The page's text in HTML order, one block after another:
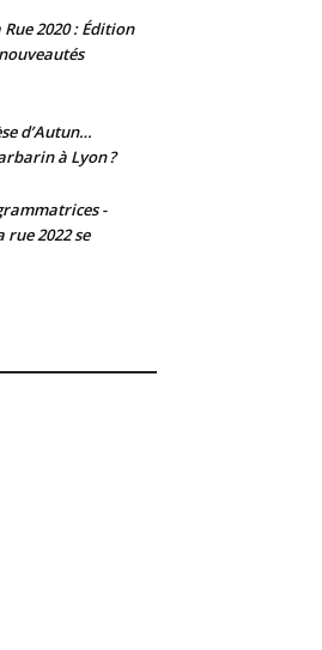
2020 : Édition
d’Autun…
à Lyon ?
-
rue 2022 se